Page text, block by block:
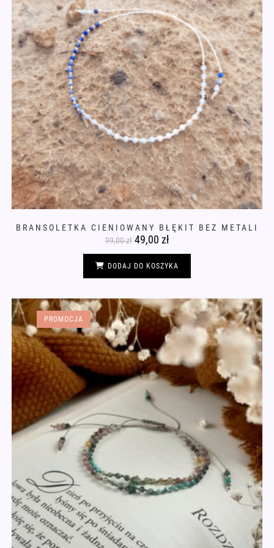
produktu
BRANSOLETKA CIENIOWANY BŁĘKIT BEZ METALI
99,00zł Pierwotna
cena
wynosiła:
99,00 zł.
49,00 złAktualna
wynosi:
49,00 zł.
DODAJ DO KOSZYKA
PROMOCJA